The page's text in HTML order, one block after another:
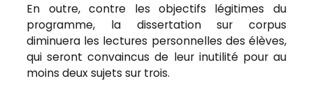
En outre, contre les objectifs légitimes du
programme, la dissertation sur corpus
diminuera les lectures personnelles des élèves,
qui seront convaincus de leur inutilité pour au
moins deux sujets sur trois.